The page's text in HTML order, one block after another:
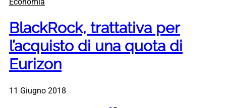
Economia
BlackRock, trattativa per
l’acquisto di una quota di
Eurizon
11 Giugno 2018